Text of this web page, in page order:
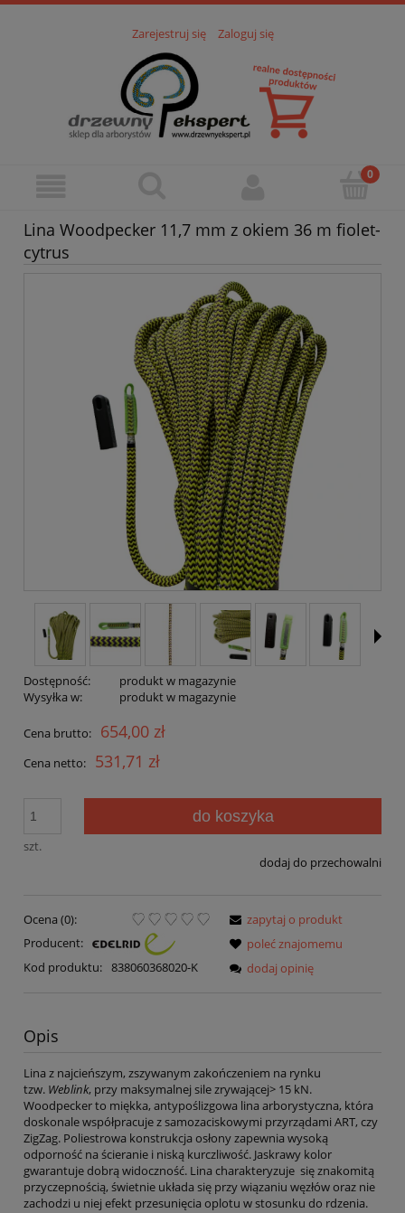
Zarejestruj się Zaloguj się
Lina Woodpecker 11,7 mm z okiem 36 m fiolet-
cytrus
Dostępność:
produkt w magazynie
Wysyłka w:
produkt w magazynie
Cena brutto: 654,00 zł
Cena netto: 531,71 zł
szt.
do koszyka
dodaj do przechowalni
Ocena (0):
Producent:
Kod produktu: 838060368020-K
zapytaj o produkt
poleć znajomemu
dodaj opinię
Opis
Lina z najcieńszym, zszywanym zakończeniem na rynku
tzw. Weblink, przy maksymalnej sile zrywającej> 15 kN.
Woodpecker to miękka, antypoślizgowa lina arborystyczna, która
doskonale współpracuje z samozaciskowymi przyrządami ART, czy
ZigZag. Poliestrowa konstrukcja osłony zapewnia wysoką
odporność na ścieranie i niską kurczliwość. Jaskrawy kolor
gwarantuje dobrą widoczność. Lina charakteryzuje się znakomitą
przyczepnością, świetnie układa się przy wiązaniu węzłów oraz nie
zachodzi u niej efekt przesunięcia oplotu w stosunku do rdzenia.